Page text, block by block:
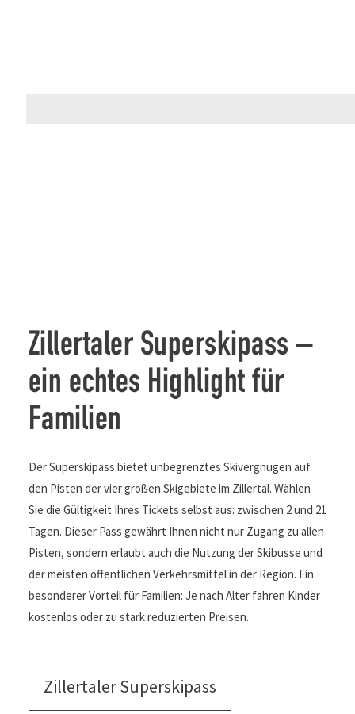
Zillertaler Superskipass –
ein echtes Highlight für
Familien
Der Superskipass bietet unbegrenztes Skivergnügen auf
den Pisten der vier großen Skigebiete im Zillertal. Wählen
Sie die Gültigkeit Ihres Tickets selbst aus: zwischen 2 und 21
Tagen. Dieser Pass gewährt Ihnen nicht nur Zugang zu allen
Pisten, sondern erlaubt auch die Nutzung der Skibusse und
der meisten öffentlichen Verkehrsmittel in der Region. Ein
besonderer Vorteil für Familien: Je nach Alter fahren Kinder
kostenlos oder zu stark reduzierten Preisen.
Zillertaler Superskipass